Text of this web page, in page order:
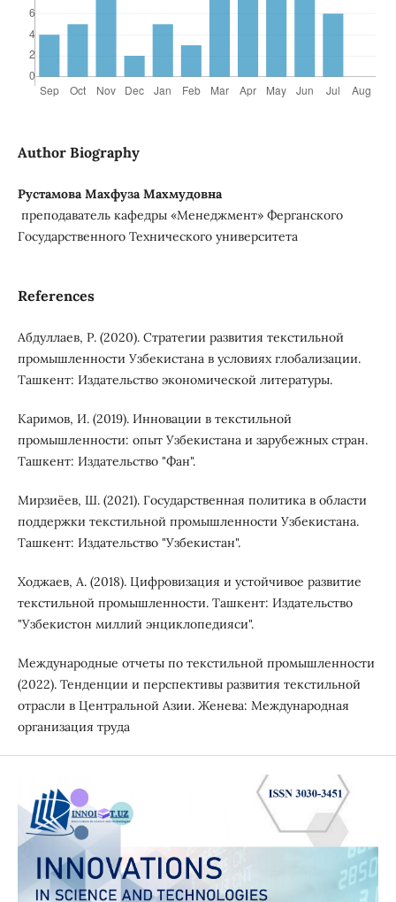
Author Biography
Рустамова Махфуза Махмудовна
преподаватель кафедры «Менеджмент» Ферганского
Государственного Технического университета
References
Абдуллаев, Р. (2020). Стратегии развития текстильной
промышленности Узбекистана в условиях глобализации.
Ташкент: Издательство экономической литературы.
Каримов, И. (2019). Инновации в текстильной
промышленности: опыт Узбекистана и зарубежных стран.
Ташкент: Издательство "Фан".
Мирзиёев, Ш. (2021). Государственная политика в области
поддержки текстильной промышленности Узбекистана.
Ташкент: Издательство "Узбекистан".
Ходжаев, А. (2018). Цифровизация и устойчивое развитие
текстильной промышленности. Ташкент: Издательство
"Узбекистон миллий энциклопедияси".
Международные отчеты по текстильной промышленности
(2022). Тенденции и перспективы развития текстильной
отрасли в Центральной Азии. Женева: Международная
организация труда